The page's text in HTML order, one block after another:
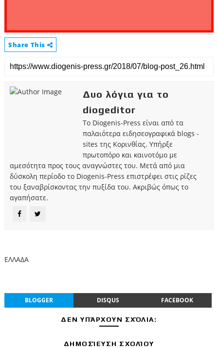
Share This
Δυο λόγια για το
diogeditor
Το Diogenis-Press είναι από τα
παλαιότερα ειδησεογραφικά blogs -
sites της Κορινθίας. Υπήρξε
πρωτοπόρο και καινοτόμο με
αμεσότητα προς τους αναγνώστες του. Μετά από μια
δύσκολη περίοδο το Diogenis-Press επιστρέφει στις ρίζες
του ξαναβρίσκοντας την πυξίδα του. Ακριβώς όπως το
αγαπήσατε.
ΕΛΛΑΔΑ
BLOGGER DISQUS FACEBOOK
ΔΕΝ ΥΠΆΡΧΟΥΝ ΣΧΌΛΙΑ:
ΔΗΜΟΣΊΕΥΣΗ ΣΧΟΛΊΟΥ